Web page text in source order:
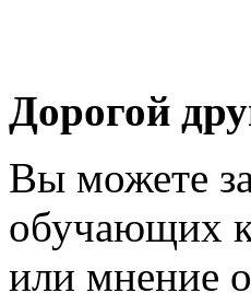
Дорогой
Вы можете
обучающих
или мнение